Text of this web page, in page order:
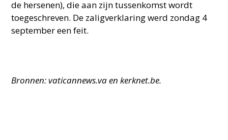
de hersenen), die aan zijn tussenkomst wordt
toegeschreven. De zaligverklaring werd zondag 4
september een feit.
Bronnen: vaticannews.va en kerknet.be.